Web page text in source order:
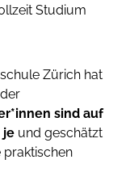
Studium
Zürich hat
sind auf
je und geschätzt
praktischen